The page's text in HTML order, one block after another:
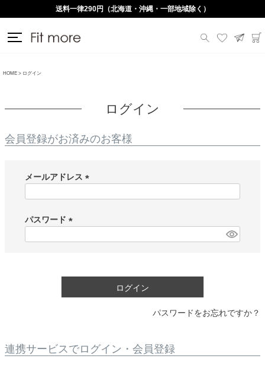
送料一律290円（北海道・沖縄・一部地域除く）
HOME ログイン
ログイン
会員登録がお済みのお客様
メールアドレス
)
パスワード
ログイン
パスワードをお忘れですか？
連携サービスでログイン・会員登録